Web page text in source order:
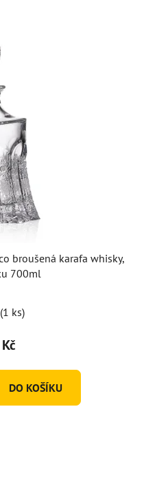
broušená karafa whisky,
700ml
(1 ks)
DO KOŠÍKU